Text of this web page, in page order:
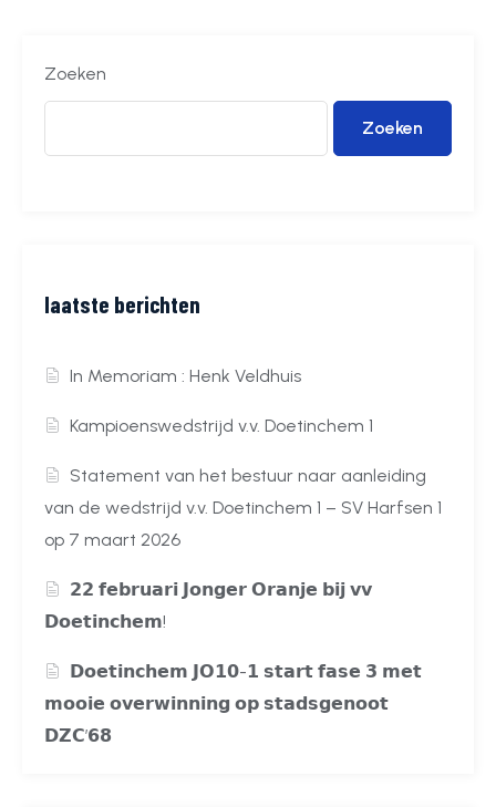
Zoeken
Zoeken
laatste berichten
In Memoriam : Henk Veldhuis
Kampioenswedstrijd v.v. Doetinchem 1
Statement van het bestuur naar aanleiding
van de wedstrijd v.v. Doetinchem 1 – SV Harfsen 1
op 7 maart 2026
𝟮𝟮 𝗳𝗲𝗯𝗿𝘂𝗮𝗿𝗶 𝗝𝗼𝗻𝗴𝗲𝗿 𝗢𝗿𝗮𝗻𝗷𝗲 𝗯𝗶𝗷 𝘃𝘃
𝗗𝗼𝗲𝘁𝗶𝗻𝗰𝗵𝗲𝗺!
𝗗𝗼𝗲𝘁𝗶𝗻𝗰𝗵𝗲𝗺 𝗝𝗢𝟭𝟬-𝟭 𝘀𝘁𝗮𝗿𝘁 𝗳𝗮𝘀𝗲 𝟯 𝗺𝗲𝘁
𝗺𝗼𝗼𝗶𝗲 𝗼𝘃𝗲𝗿𝘄𝗶𝗻𝗻𝗶𝗻𝗴 𝗼𝗽 𝘀𝘁𝗮𝗱𝘀𝗴𝗲𝗻𝗼𝗼𝘁
𝗗𝗭𝗖’𝟲𝟴